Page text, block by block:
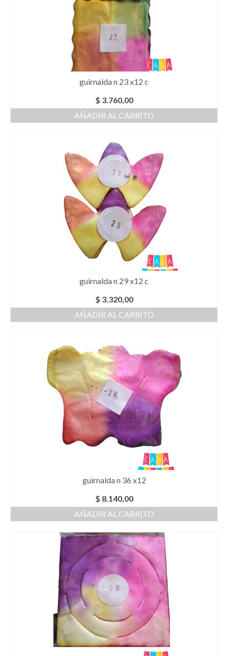
guirnalda n 23 x12 c
$ 3.760,00
AÑADIR AL CARRITO
guirnalda n 29 x12 c
$ 3.320,00
AÑADIR AL CARRITO
guirnalda n 36 x12
$ 8.140,00
AÑADIR AL CARRITO